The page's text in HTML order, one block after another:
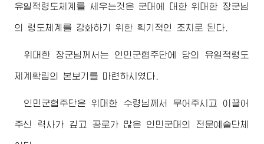
유일적령도체계를 세우는것은 군대에 대한 위대한 장군님
의 령도체계를 강화하기 위한 획기적인 조치로 된다.
위대한장군님 께서는 인민군협주단에 당의 유일적령도
체계확립의 본보기를 마련하시였다.
인민군협주단은 위대한 수령님 께서 무어주시고 이끌어
주신 력사가 깊고 공로가 많은 인민군대의 전문예술단체